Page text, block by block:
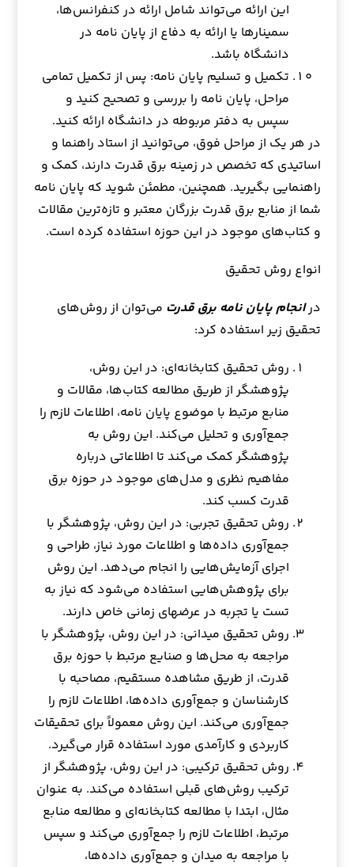
این ارائه می‌تواند شامل ارائه در کنفرانس‌ها،
سمینارها یا ارائه به دفاع از پایان نامه در
دانشگاه باشد.
تکمیل و تسلیم پایان نامه: پس از تکمیل تمامی
مراحل، پایان نامه را بررسی و تصحیح کنید و
سپس به دفتر مربوطه در دانشگاه ارائه کنید.
در هر یک از مراحل فوق، می‌توانید از استاد راهنما و
اساتیدی که تخصص در زمینه برق قدرت دارند، کمک و
راهنمایی بگیرید. همچنین، مطمئن شوید که پایان نامه
شما از منابع برق قدرت بزرگان معتبر و تازه‌ترین مقالات
و کتاب‌های موجود در این حوزه استفاده کرده است.
انواع روش تحقیق
درانجام پایان نامه برق قدرت می‌توان از روش‌های
تحقیق زیر استفاده کرد:
روش تحقیق کتابخانه‌ای: در این روش،
پژوهشگر از طریق مطالعه کتاب‌ها، مقالات و
منابع مرتبط با موضوع پایان نامه، اطلاعات لازم را
جمع‌آوری و تحلیل می‌کند. این روش به
پژوهشگر کمک می‌کند تا اطلاعاتی درباره
مفاهیم نظری و مدل‌های موجود در حوزه برق
قدرت کسب کند.
روش تحقیق تجربی: در این روش، پژوهشگر با
جمع‌آوری داده‌ها و اطلاعات مورد نیاز، طراحی و
اجرای آزمایش‌هایی را انجام می‌دهد. این روش
برای پژوهش‌هایی استفاده می‌شود که نیاز به
تست یا تجربه در عرضهای زمانی خاص دارند.
روش تحقیق میدانی: در این روش، پژوهشگر با
مراجعه به محل‌ها و صنایع مرتبط با حوزه برق
قدرت، از طریق مشاهده مستقیم، مصاحبه با
کارشناسان و جمع‌آوری داده‌ها، اطلاعات لازم را
جمع‌آوری می‌کند. این روش معمولاً برای تحقیقات
کاربردی و کارآمدی مورد استفاده قرار می‌گیرد.
روش تحقیق ترکیبی: در این روش، پژوهشگر از
ترکیب روش‌های قبلی استفاده می‌کند. به عنوان
مثال، ابتدا با مطالعه کتابخانه‌ای و مطالعه منابع
مرتبط، اطلاعات لازم را جمع‌آوری می‌کند و سپس
با مراجعه به میدان و جمع‌آوری داده‌ها،